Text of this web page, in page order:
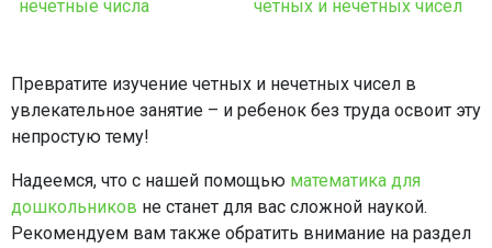
Превратите изучение четных и нечетных чисел в
увлекательное занятие – и ребенок без труда освоит эту
непростую тему!
Надеемся, что с нашей помощью математика для
дошкольников не станет для вас сложной наукой.
Рекомендуем вам также обратить внимание на раздел